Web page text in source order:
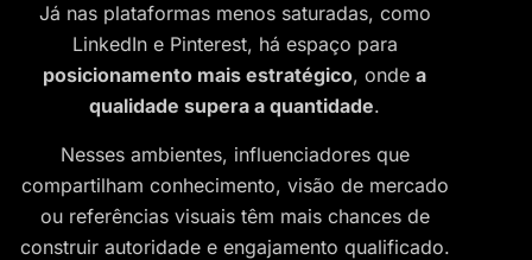
Já nas plataformas menos saturadas, como
LinkedIn e Pinterest, há espaço para
posicionamento mais estratégico, onde a
qualidade supera a quantidade.
Nesses ambientes, influenciadores que
compartilham conhecimento, visão de mercado
ou referências visuais têm mais chances de
construir autoridade e engajamento qualificado.